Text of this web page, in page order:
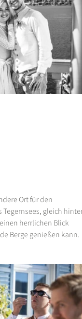
Ort für den
Tegernsees, gleich
herrlichen Blick
Berge genießen kann.